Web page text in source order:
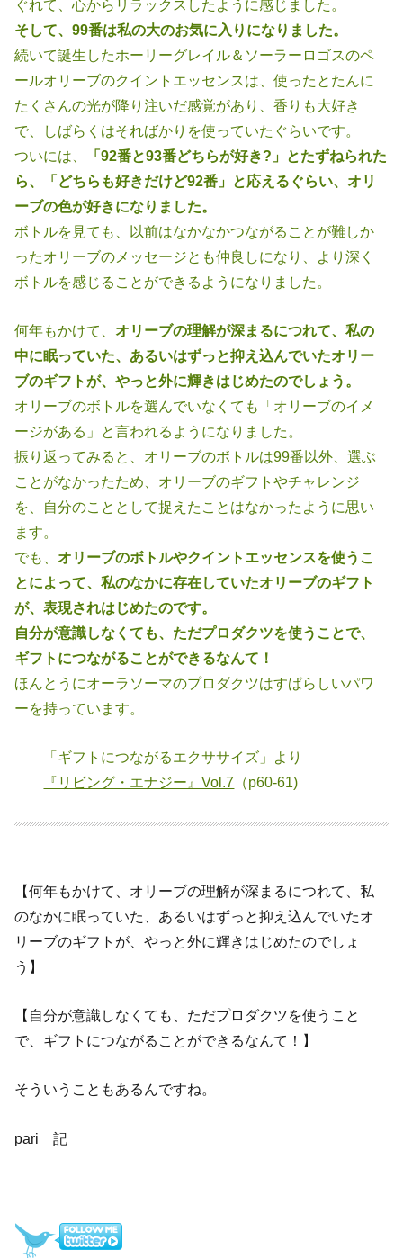
ぐれて、心からリラ ックスしたように感じました。
そして、99番は私の大のお気に入りになりました。
続いて誕生したホーリーグレイル＆ソーラーロゴスのペ
ールオリーブのクイ ントエッセンスは、使ったとたんに
たくさんの光が降り注いだ感覚があり、香りも大好き
で、しばらくはそればかりを使っていたぐらいです。
ついには、
「92番と93番どちらが好き?」とたずねられた
ら、「どちらも好きだけど92番」と応えるぐらい、オリ
ーブの色が好きになりました。
ボトルを見ても、以前はなかなかつながることが難しか
ったオリーブのメッセージとも仲良しになり、より深く
ボトルを感じることができるようになり ました。
何年もかけて、 オリーブの理解が深まるにつれて、私の
中に眠っていた、あるいはずっと抑え込んでいたオリー
ブのギフトが、やっと外に輝きはじめたのでしょう。
オリーブのボトルを選んでいなくても「オリーブのイメ
ージがある」と言われるようになりました。
振り返ってみると、オリーブのボトルは99番以外、選ぶ
ことがなかったため、 オリーブのギフトやチャレンジ
を、自分のこととして捉えたことはなかった ように思い
ます。
でも、 オリーブのボトルやクイントエッセンスを使うこ
とによって、私のなかに存在していたオリーブのギフト
が、表現されはじめたのです。
自分が意識しなくても、ただプロダクツを使うことで、
ギフトにつながるこ とができるなんて！
ほんとうにオーラソーマのプロダクツはすばらしいパワ
ーを持っています。
「ギフトにつながるエクササイズ」より
『リビング・エナジー』Vol.7 （p60-61)
【何年もかけて、オリーブの理解が深まるにつれて、私
のなかに眠っていた、あるいはずっと抑え込んでいたオ
リーブのギフトが、やっと外に輝きはじめたのでしょ
う】
【自分が意識しなくても、ただプロダクツを使うこと
で、ギフトにつながることができるなんて！】
そういうこともあるんですね。
pari 記